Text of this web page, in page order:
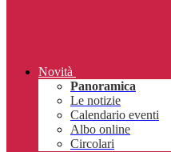
Novità
Panoramica
Le notizie
Calendario eventi
Albo online
Circolari